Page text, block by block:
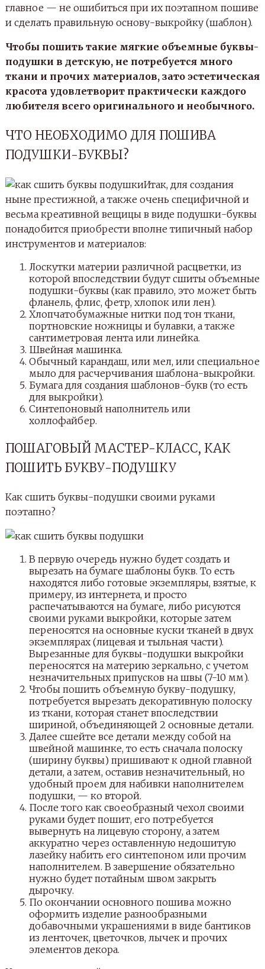
главное — не ошибиться при их поэтапном пошиве
и сделать правильную основу-выкройку (шаблон).
Чтобы пошить такие мягкие объемные буквы-
подушки в детскую, не потребуется много
ткани и прочих материалов, зато эстетическая
красота удовлетворит практически каждого
любителя всего оригинального и необычного.
ЧТО НЕОБХОДИМО ДЛЯ ПОШИВА
ПОДУШКИ-БУКВЫ?
Итак, для создания
ныне престижной, а также очень специфичной и
весьма креативной вещицы в виде подушки-буквы
понадобится приобрести вполне типичный набор
инструментов и материалов:
Лоскутки материи различной расцветки, из
которой впоследствии будут сшиты объемные
подушки-буквы (как правило, это может быть
фланель, флис, фетр, хлопок или лен).
Хлопчатобумажные нитки под тон ткани,
портновские ножницы и булавки, а также
сантиметровая лента или линейка.
Швейная машинка.
Обычный карандаш, или мел, или специальное
мыло для расчерчивания шаблона-выкройки.
Бумага для создания шаблонов-букв (то есть
для выкройки).
Синтепоновый наполнитель или
холлофайбер.
ПОШАГОВЫЙ МАСТЕР-КЛАСС, КАК
ПОШИТЬ БУКВУ-ПОДУШКУ
Как сшить буквы-подушки своими руками
поэтапно?
В первую очередь нужно будет создать и
вырезать на бумаге шаблоны букв. То есть
находятся либо готовые экземпляры, взятые, к
примеру, из интернета, и просто
распечатываются на бумаге, либо рисуются
своими руками выкройки, которые затем
переносятся на основные куски тканей в двух
экземплярах (лицевая и тыльная части).
Вырезанные для буквы-подушки выкройки
переносятся на материю зеркально, с учетом
незначительных припусков на швы (7-10 мм).
Чтобы пошить объемную букву-подушку,
потребуется вырезать декоративную полоску
из ткани, которая станет впоследствии
шириной, объединяющей 2 основные детали.
Далее сшейте все детали между собой на
швейной машинке, то есть сначала полоску
(ширину буквы) пришивают к одной главной
детали, а затем, оставив незначительный, но
удобный проем для набивки наполнителем
подушки, — ко второй.
После того как своеобразный чехол своими
руками будет пошит, его потребуется
вывернуть на лицевую сторону, а затем
аккуратно через оставленную недошитую
лазейку набить его синтепоном или прочим
наполнителем. В завершение обязательно
нужно будет потайным швом закрыть
дырочку.
По окончании основного пошива можно
оформить изделие разнообразными
добавочными украшениями в виде бантиков
из ленточек, цветочков, лычек и прочих
элементов декора.